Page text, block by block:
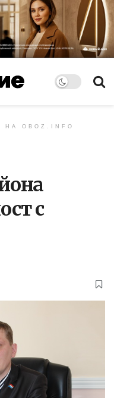
OBOZ.INFO
с